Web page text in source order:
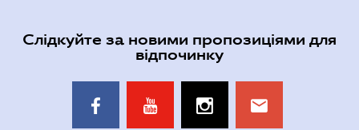
Слідкуйте за новими пропозиціями для
відпочинку